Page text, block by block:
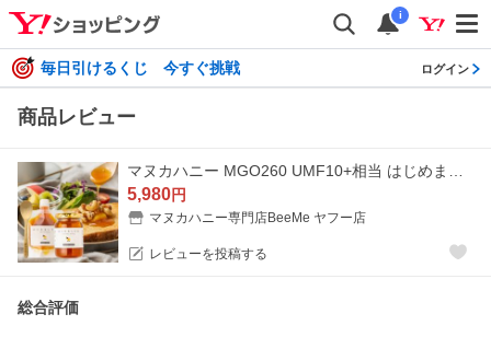
i
毎日引けるくじ 今すぐ挑戦 ログイン
商品レビュー
5,980円
マヌカハニー専門店BeeMe ヤフー店
レビューを投稿する
総合評価